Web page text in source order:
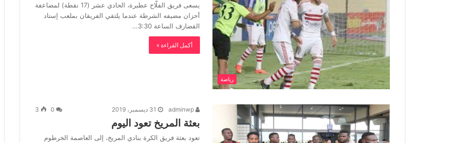
رياضة
يسعى فريق الفلّاح عطبرة، الحادي عشر (17 نقطة) لمضاعفة
أحزان مضيفه الشرطة عندما يلتقي الفريقان بملعب إستاد
القضارف الساعة 3:30…
أكمل القراءة »
31 ديسمبر، 2019 3
بعثة المريخ تعود اليوم
تعود بعثة فريق الكرة بنادي المريخ، إلى العاصمة الخرطوم